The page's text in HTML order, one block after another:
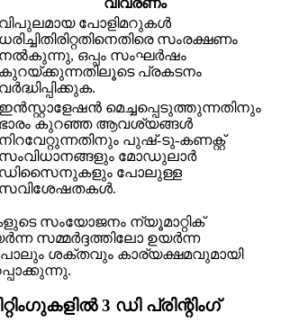
വിവരണം
വിപുലമായ പോളിമറുകൾ
ധരിച്ചിതിരിറ്റതിനെതിരെ സംരക്ഷണം
നൽകുന്നു, ഒപ്പം സംഘർഷം
കുറയ്ക്കുന്നതിലൂടെ പ്രകടനം
വർദ്ധിപ്പിക്കുക.
ഇൻസ്റ്റാളേഷൻ മെച്ചപ്പെടുത്തുന്നതിനും
ഭാരം കുറഞ്ഞ ആവശ്യങ്ങൾ
നിറവേറ്റുന്നതിനും പുഷ്-ടു-കണക്റ്റ്
സംവിധാനങ്ങളും മോഡുലാർ
ഡിസൈനുകളും പോലുള്ള
സവിശേഷതകൾ.
സംയോജനം ന്യൂമാറ്റിക്
സമ്മർദ്ദത്തിലോ ഉയർന്ന
ശക്തവും കാര്യക്ഷമവുമായി
3 ഡി പ്രിന്റിംഗ്